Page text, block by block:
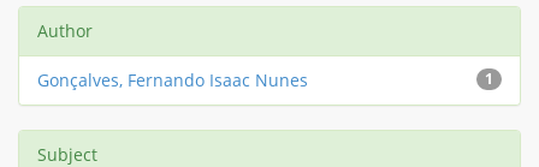
Author
1
Gonçalves, Fernando Isaac Nunes
Subject